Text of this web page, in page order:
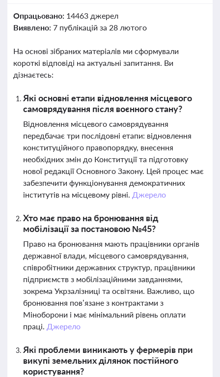
Опрацьовано: 14463 джерел
Виявлено: 7 публікацій за 28 лютого
На основі зібраних матеріалів ми сформували
короткі відповіді на актуальні запитання. Ви
дізнаєтесь:
Які основні етапи відновлення місцевого
самоврядування після воєнного стану?
Відновлення місцевого самоврядування
передбачає три послідовні етапи: відновлення
конституційного правопорядку, внесення
необхідних змін до Конституції та підготовку
нової редакції Основного Закону. Цей процес має
забезпечити функціонування демократичних
інститутів на місцевому рівні. Джерело
Хто має право на бронювання від
мобілізації за постановою №45?
Право на бронювання мають працівники органів
державної влади, місцевого самоврядування,
співробітники державних структур, працівники
підприємств з мобілізаційними завданнями,
зокрема Укрзалізниці та освітяни. Важливо, що
бронювання пов’язане з контрактами з
Міноборони і має мінімальний рівень оплати
праці. Джерело
Які проблеми виникають у фермерів при
викупі земельних ділянок постійного
користування?